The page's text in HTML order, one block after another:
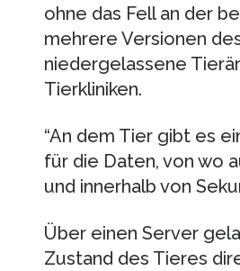
ohne das Fell an der
mehrere Versionen
niedergelassene
Tierkliniken.
“An dem Tier gibt es
für die Daten, von wo
und innerhalb von
Über einen Server
Zustand des Tieres